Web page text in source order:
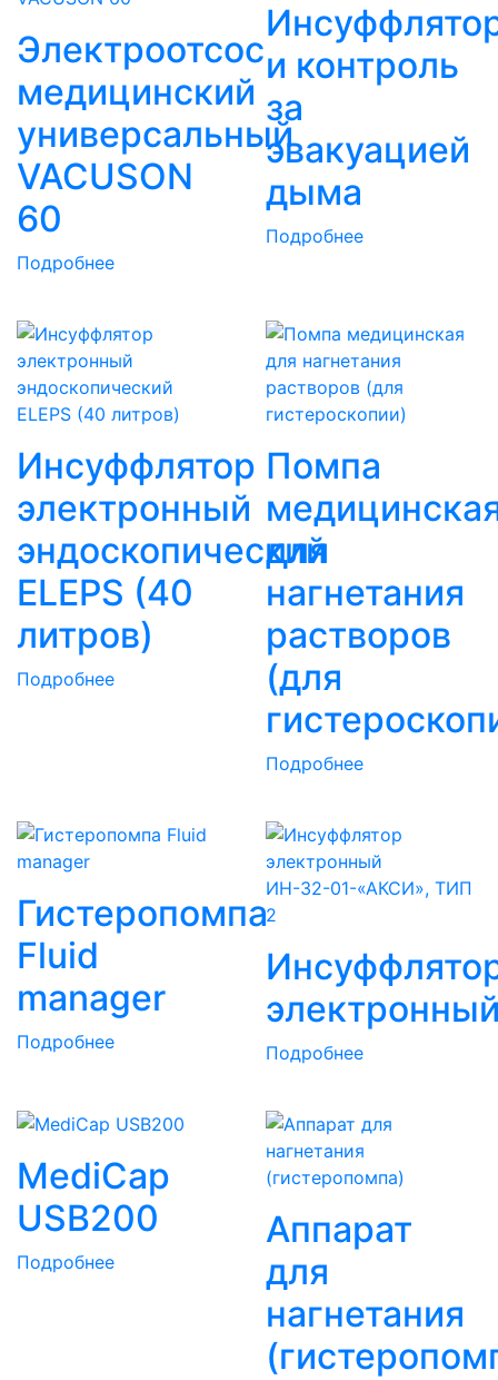
Электроотсос
медицинский
универсальный
VACUSON
60
Подробнее
и контроль
за
эвакуацией
дыма
Подробнее
Инсуффлятор
электронный
эндоскопический
ELEPS (40
литров)
Подробнее
Помпа
для
нагнетания
растворов
(для
Подробнее
Гистеропомпа
Fluid
manager
Подробнее
ИН-32-01-«АКСИ», ТИП
2
Подробнее
MediCap
USB200
Подробнее
Аппарат
для
нагнетания